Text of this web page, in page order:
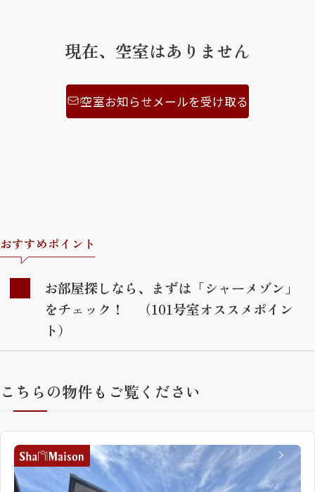
シャーメゾンライフサポート
現在、空室はありません
空室お知らせメールを受け取る
おすすめポイント
お部屋探しなら、まずは「シャーメゾン」
をチェック！ （101号室オススメポイン
ト）
こちらの物件もご覧ください